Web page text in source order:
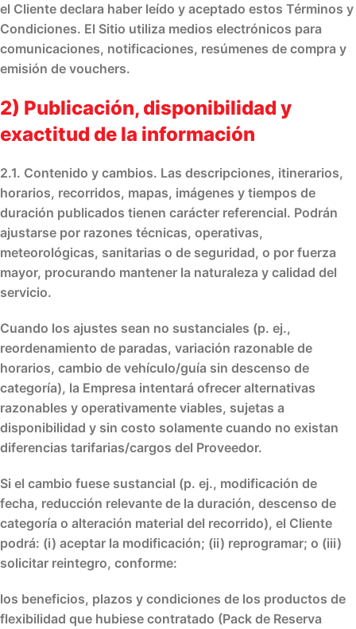
el Cliente declara haber leído y aceptado estos Términos y
Condiciones. El Sitio utiliza medios electrónicos para
comunicaciones, notificaciones, resúmenes de compra y
emisión de vouchers.
2) Publicación, disponibilidad y
exactitud de la información
2.1. Contenido y cambios. Las descripciones, itinerarios,
horarios, recorridos, mapas, imágenes y tiempos de
duración publicados tienen carácter referencial. Podrán
ajustarse por razones técnicas, operativas,
meteorológicas, sanitarias o de seguridad, o por fuerza
mayor, procurando mantener la naturaleza y calidad del
servicio.
Cuando los ajustes sean no sustanciales (p. ej.,
reordenamiento de paradas, variación razonable de
horarios, cambio de vehículo/guía sin descenso de
categoría), la Empresa intentará ofrecer alternativas
razonables y operativamente viables, sujetas a
disponibilidad y sin costo solamente cuando no existan
diferencias tarifarias/cargos del Proveedor.
Si el cambio fuese sustancial (p. ej., modificación de
fecha, reducción relevante de la duración, descenso de
categoría o alteración material del recorrido), el Cliente
podrá: (i) aceptar la modificación; (ii) reprogramar; o (iii)
solicitar reintegro, conforme:
los beneficios, plazos y condiciones de los productos de
flexibilidad que hubiese contratado (Pack de Reserva